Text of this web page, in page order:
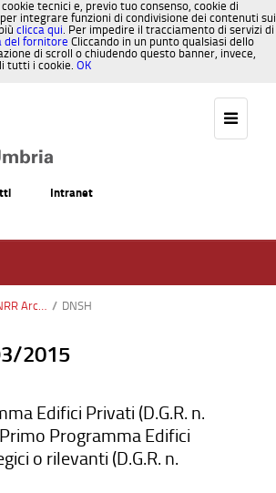
tecnici e, previo tuo consenso, cookie di
integrare funzioni di condivisione dei contenuti sui
clicca qui. Per impedire il tracciamento di servizi di
del fornitore Cliccando in un punto qualsiasi dello
di scroll o chiudendo questo banner, invece,
tutti i cookie. OK
Intranet
PNRR Architettura rurale / DNSH
2015
Edifici Privati (D.G.R. n.
Programma Edifici
o rilevanti (D.G.R. n.